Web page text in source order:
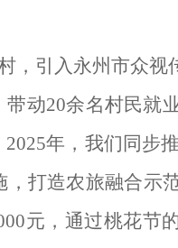
，引入永州市众视
带动20余名村民就
2025年，我们同步
打造农旅融合示
元，通过桃花节